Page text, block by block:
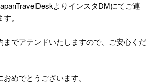
よりインスタDMにてご連
。
までアテンドいたしますので、ご安心くだ
めでとうございます。